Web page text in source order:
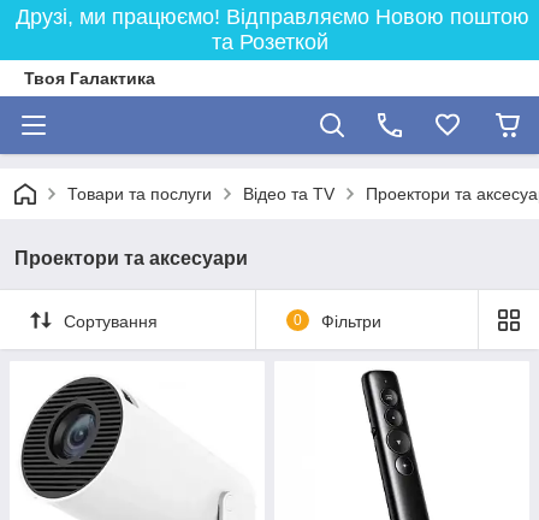
Друзі, ми працюємо! Відправляємо Новою поштою
та Розеткой
Твоя Галактика
Товари та послуги Відео та TV Проектори та
Проектори та аксесуари
Сортування 0 Фільтри